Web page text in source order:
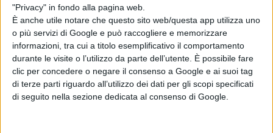
"Privacy" in fondo alla pagina web.
È anche utile notare che questo sito web/questa app utilizza uno
o più servizi di Google e può raccogliere e memorizzare
informazioni, tra cui a titolo esemplificativo il comportamento
durante le visite o l’utilizzo da parte dell’utente. È possibile fare
clic per concedere o negare il consenso a Google e ai suoi tag
di terze parti riguardo all’utilizzo dei dati per gli scopi specificati
di seguito nella sezione dedicata al consenso di Google.
L’appuntamento è per le 18 nella sala consiliare.
Condividi su: